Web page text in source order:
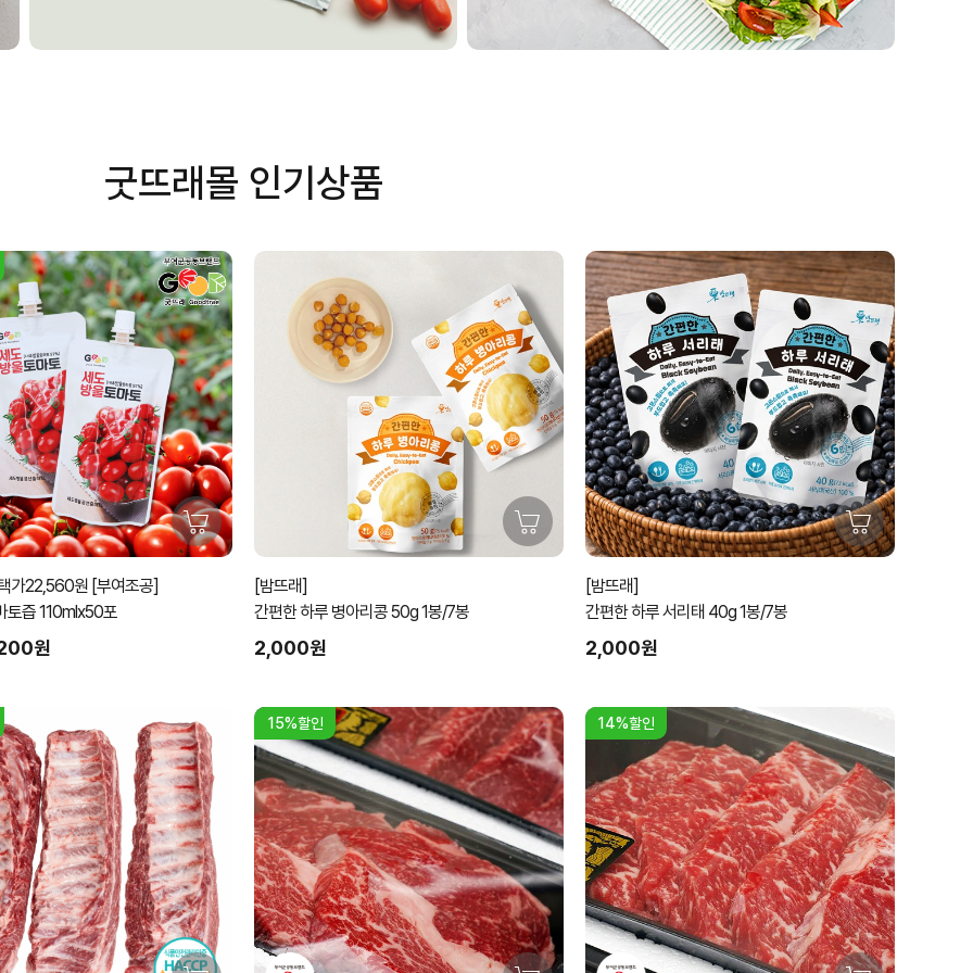
굿뜨래몰 인기상품
가22,560원 [부여조공]
토즙 110mlx50포
원
[밤뜨래]
간편한 하루 병아리콩 50g 1봉/7봉
2,000원
[밤뜨래]
간편한 하루 서리태 40g 1봉/7봉
2,000원
15%할인 14%할인